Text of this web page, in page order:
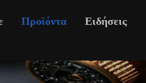
Προϊόντα Ειδήσεις